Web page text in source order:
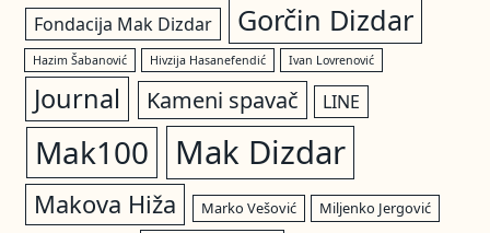
Fondacija Mak Dizdar Gorčin Dizdar
Hazim Šabanović Hivzija Hasanefendić Ivan Lovrenović
Journal Kameni spavač LINE
Mak100 Mak Dizdar
Makova Hiža Marko Vešović Miljenko Jergović